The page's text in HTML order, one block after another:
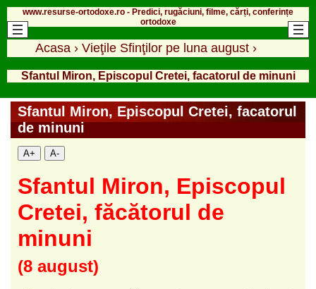
www.resurse-ortodoxe.ro - Predici, rugăciuni, filme, cărți, conferințe
ortodoxe
Acasa › Vieţile Sfinţilor pe luna august ›
Sfantul Miron, Episcopul Cretei, facatorul de minuni
Sfantul Miron, Episcopul Cretei, facatorul
de minuni
A+ A-
Sfantul Miron, Episcopul
Cretei, făcătorul de
minuni
(8 august)